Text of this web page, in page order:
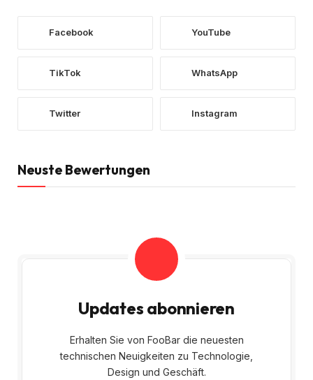
Facebook YouTube
TikTok WhatsApp
Twitter Instagram
Neuste Bewertungen
Updates abonnieren
Erhalten Sie von FooBar die neuesten
technischen Neuigkeiten zu Technologie,
Design und Geschäft.